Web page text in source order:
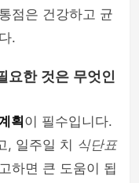
점은 건강하고 균
.
요한 것은 무엇인
획이 필수입니다.
, 일주일 치 식단표
하면 큰 도움이 됩